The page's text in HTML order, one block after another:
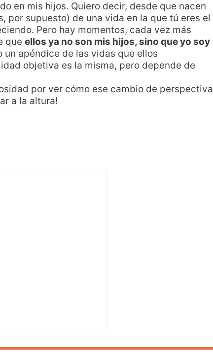
en mis hijos. Quiero decir, desde que nacen
por supuesto) de una vida en la que tú eres el
Pero hay momentos, cada vez más
que ellos ya no son mis hijos, sino que yo soy
un apéndice de las vidas que ellos
objetiva es la misma, pero depende de
por ver cómo ese cambio de perspectiva
a la altura!